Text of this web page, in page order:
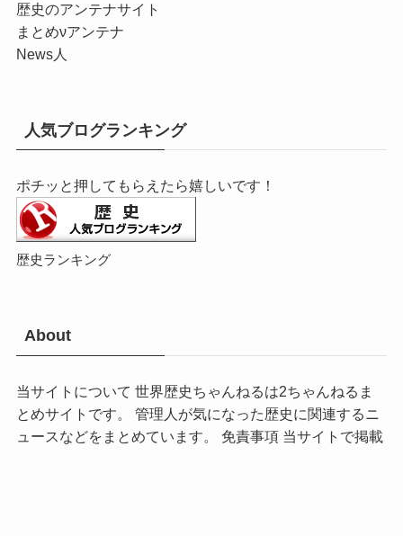
歴史のアンテナサイト
まとめνアンテナ
News人
人気ブログランキング
ポチッと押してもらえたら嬉しいです！
歴史ランキング
About
当サイトについて 世界歴史ちゃんねるは2ちゃんねるま
とめサイトです。 管理人が気になった歴史に関連するニ
ュースなどをまとめています。 免責事項 当サイトで掲載